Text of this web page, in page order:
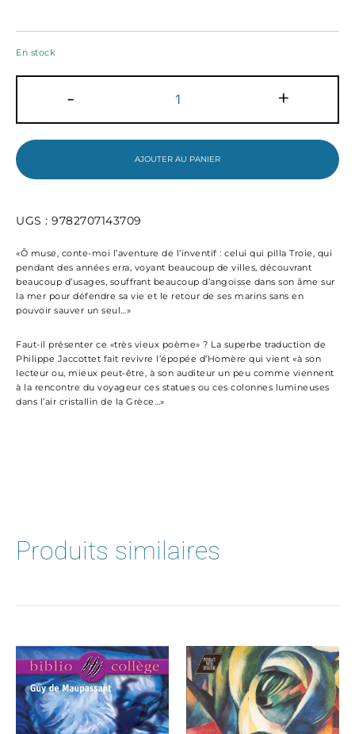
En stock
-
de
+
AJOUTER AU PANIER
UGS : 9782707143709
«Ô muse, conte-moi l’aventure de l’inventif : celui qui pilla Troie, qui
pendant des années erra, voyant beaucoup de villes, découvrant
beaucoup d’usages, souffrant beaucoup d’angoisse dans son âme sur
la mer pour défendre sa vie et le retour de ses marins sans en
pouvoir sauver un seul…»
Faut-il présenter ce «très vieux poème» ? La superbe traduction de
Philippe Jaccottet fait revivre l’épopée d’Homère qui vient «à son
lecteur ou, mieux peut-être, à son auditeur un peu comme viennent
à la rencontre du voyageur ces statues ou ces colonnes lumineuses
dans l’air cristallin de la Grèce…»
Produits similaires